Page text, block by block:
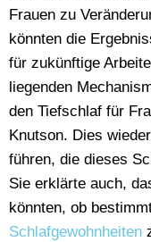
Frauen zu
könnten die
für zukünftige
liegenden
den Tiefschlaf für
Knutson. Dies
führen, die dieses
Sie erklärte auch,
könnten, ob
Schlafgewohnheiten